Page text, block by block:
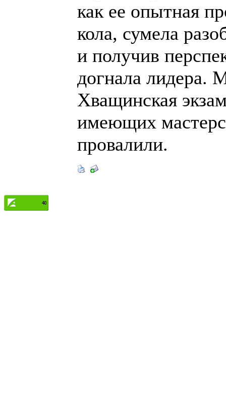
как ее опытная
кола, сумела
и получив
догнала лидера.
Хващинская
имеющих
провалили.